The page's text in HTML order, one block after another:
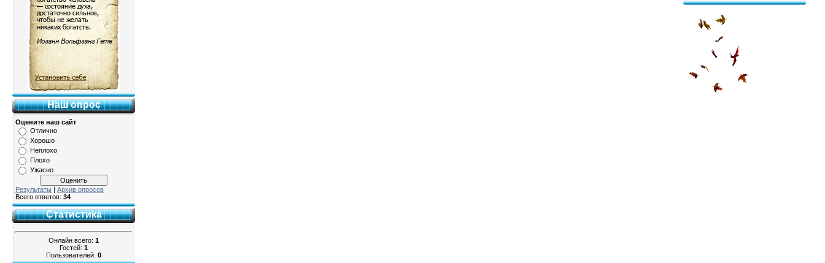
Наш опрос
Оцените наш сайт
Отлично
Хорошо
Неплохо
Плохо
Ужасно
Результаты | Архив опросов
Всего ответов: 34
Статистика
Онлайн всего: 1
Гостей: 1
Пользователей: 0